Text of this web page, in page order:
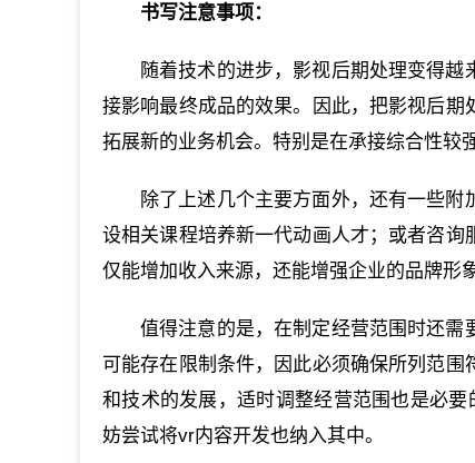
书写注意事项：
随着技术的进步，影视后期处理变得
接影响最终成品的效果。因此，把影视后
拓展新的业务机会。特别是在承接综合性较
除了上述几个主要方面外，还有一些
设相关课程培养新一代动画人才；或者咨
仅能增加收入来源，还能增强企业的品牌形
值得注意的是，在制定经营范围时还
可能存在限制条件，因此必须确保所列范
和技术的发展，适时调整经营范围也是必
妨尝试将vr内容开发也纳入其中。